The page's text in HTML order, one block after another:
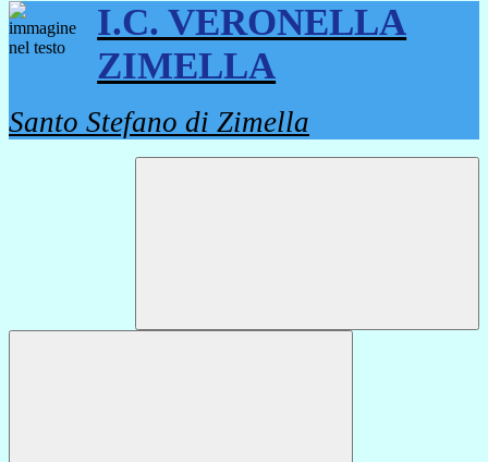
I.C. VERONELLA
ZIMELLA
Santo Stefano di Zimella